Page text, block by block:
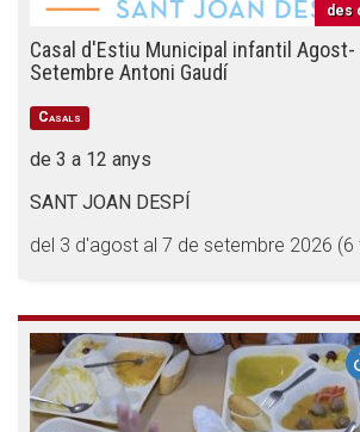
des
Casal d'Estiu Municipal infantil Agost-
Setembre Antoni Gaudí
Casals
de 3 a 12 anys
SANT JOAN DESPÍ
del 3 d'agost al 7 de setembre 2026 (6